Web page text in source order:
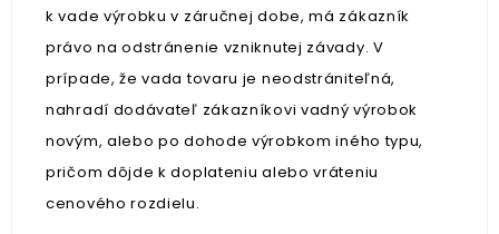
k vade výrobku v záručnej dobe, má zákazník
právo na odstránenie vzniknutej závady. V
prípade, že vada tovaru je neodstrániteľná,
nahradí dodávateľ zákazníkovi vadný výrobok
novým, alebo po dohode výrobkom iného typu,
pričom dôjde k doplateniu alebo vráteniu
cenového rozdielu.